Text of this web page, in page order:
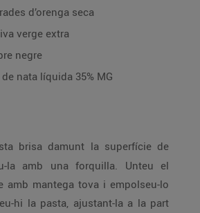
d’orenga seca
verge extra
negre
nata líquida 35% MG
brisa damunt la superfície de
la amb una forquilla. Unteu el
amb mantega tova i empolseu-lo
hi la pasta, ajustant-la a la part